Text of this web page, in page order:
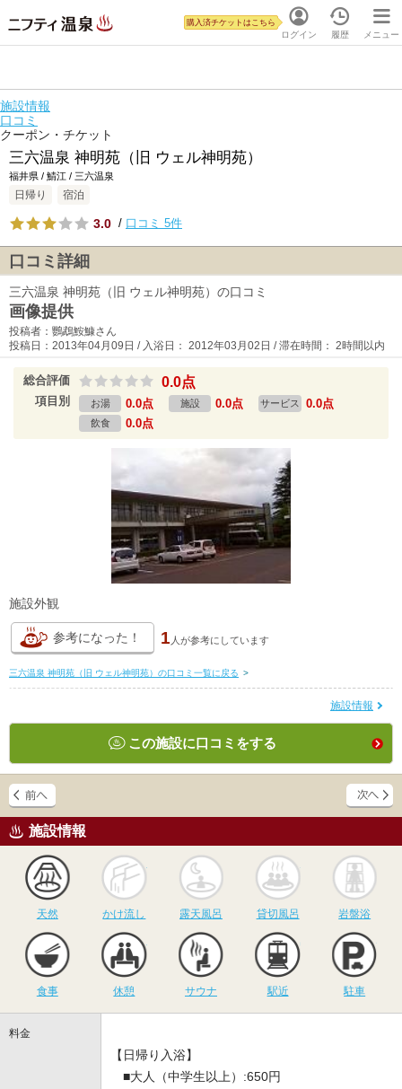
ログイン
購入済チケットはこちら
履歴 メニュー
施設情報
口コミ
クーポン・チケット
三六温泉 神明苑（旧 ウェル神明苑）
福井県 / 鯖江 / 三六温泉
日帰り 宿泊
3.0 / 口コミ 5件
口コミ詳細
三六温泉 神明苑（旧 ウェル神明苑）の口コミ
画像提供
投稿者：鸚鵡鮟鱇さん
投稿日：2013年04月09日 / 入浴日： 2012年03月02日 / 滞在時間： 2時間以内
総合評価 0.0点
項目別 お湯 0.0点 施設 0.0点 サービス 0.0点
飲食 0.0点
施設外観
参考になった！ 1 人が参考にしています
三六温泉 神明苑（旧 ウェル神明苑）の口コミ一覧に戻る >
施設情報
この施設に口コミをする
施設情報
天然
かけ流し
かけ流し
露天風呂
露天風呂
貸切風呂
貸切風呂 岩盤浴
食事 休憩
サウナ
サウナ 駅近 駐車
料金
【日帰り入浴】
■大人（中学生以上）:650円